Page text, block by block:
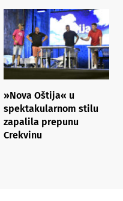
»Nova Oštija« u
spektakularnom stilu
zapalila prepunu
Crekvinu